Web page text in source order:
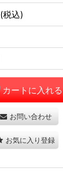
(税込)
カートに入れる
お問い合わせ
お気に入り登録